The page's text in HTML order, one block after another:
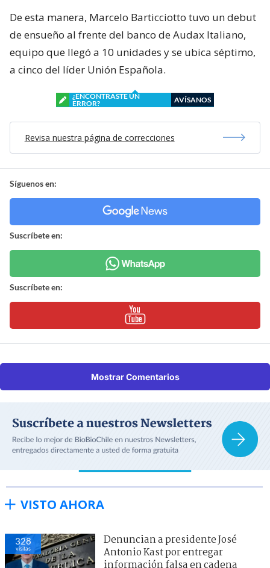
De esta manera, Marcelo Barticciotto tuvo un debut
de ensueño al frente del banco de Audax Italiano,
equipo que llegó a 10 unidades y se ubica séptimo,
a cinco del líder Unión Española.
¿ENCONTRASTE UN
ERROR?
AVÍSANOS
Revisa nuestra página de correcciones
Síguenos en:
Suscríbete en:
Suscríbete en:
Mostrar Comentarios
VISTO AHORA
328
visitas
Denuncian a presidente José
Antonio Kast por entregar